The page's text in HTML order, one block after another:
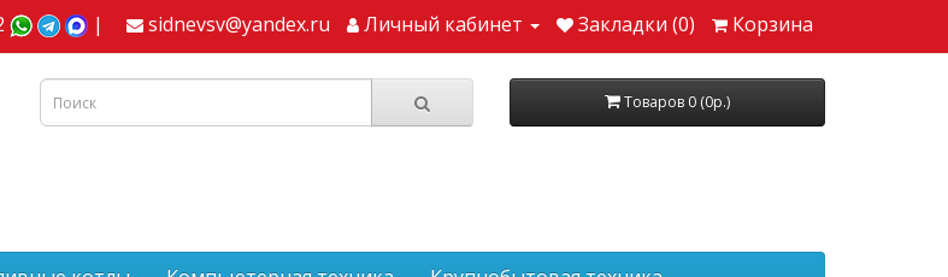
| sidnevsv@yandex.ru Личный кабинет Закладки (0) Корзина
Товаров 0 (0р.)